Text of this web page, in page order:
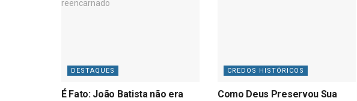
DESTAQUES
É Fato: João Batista não era
CREDOS HISTÓRICOS
Como Deus Preservou Sua